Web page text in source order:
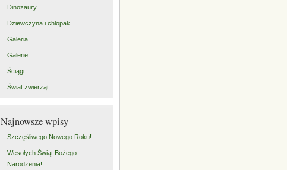
Dinozaury
Dziewczyna i chłopak
Galeria
Galerie
Ściągi
Świat zwierząt
Najnowsze wpisy
Szczęśliwego Nowego Roku!
Wesołych Świąt Bożego
Narodzenia!